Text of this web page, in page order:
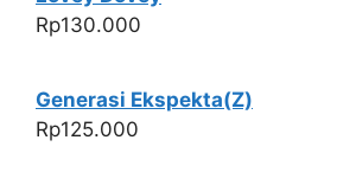
Rp130.000
Generasi Ekspekta(Z)
Rp125.000